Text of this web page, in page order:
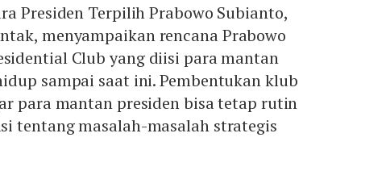
Presiden Terpilih Prabowo Subianto,
menyampaikan rencana Prabowo
Club yang diisi para mantan
sampai saat ini. Pembentukan klub
para mantan presiden bisa tetap rutin
tentang masalah-masalah strategis